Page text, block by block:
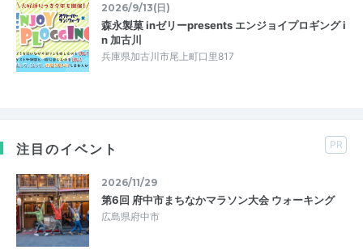
2026/9/13(日)
森永製菓 inゼリーpresents エンジョイプロギング i
n 加古川
兵庫県加古川市尾上町口里817
注目のイベント PR
2026/11/29
第6回 府中市まちなかマラソン大会 ウォーキング
広島県府中市